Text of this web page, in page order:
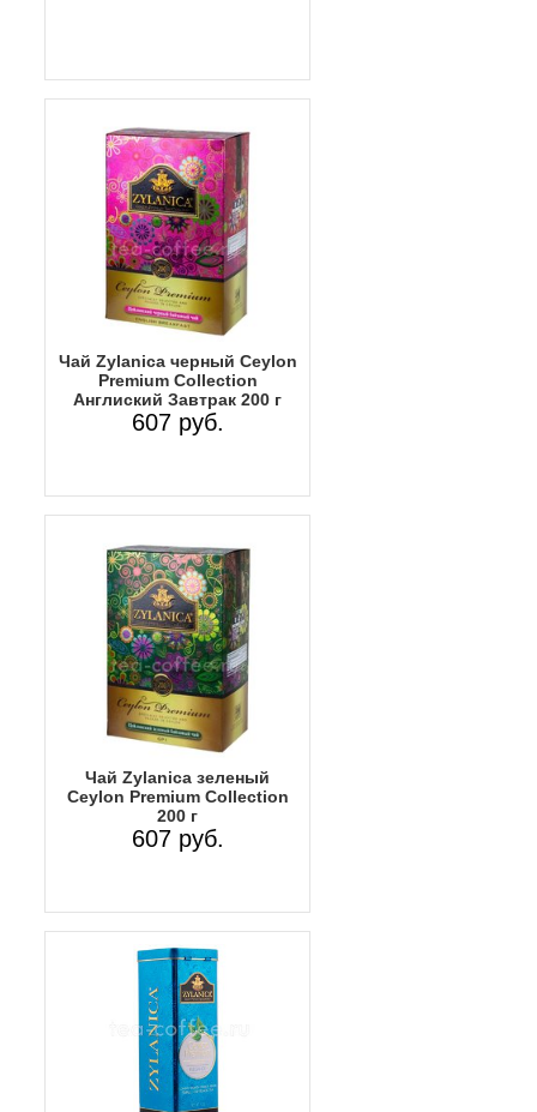
Чай Zylanica черный Ceylon
Premium Collection
Англиский Завтрак 200 г
607 руб.
Чай Zylanica зеленый
Ceylon Premium Collection
200 г
607 руб.